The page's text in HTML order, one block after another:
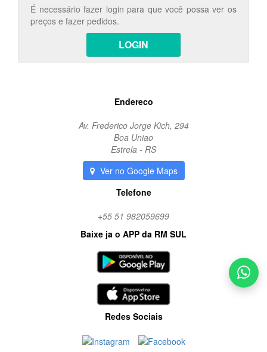
É necessário fazer login para que você possa ver os
preços e fazer pedidos.
LOGIN
Endereco
Av. Frederico Jorge Kich, 294
Boa Uniao
Estrela - RS
Ver no Google Maps
Telefone
+55 51 982059699
Baixe ja o APP da RM SUL
Redes Sociais